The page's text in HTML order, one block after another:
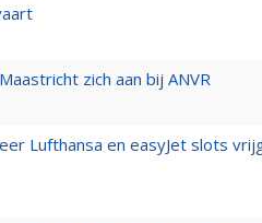
zich aan bij ANVR
Lufthansa en easyJet slots